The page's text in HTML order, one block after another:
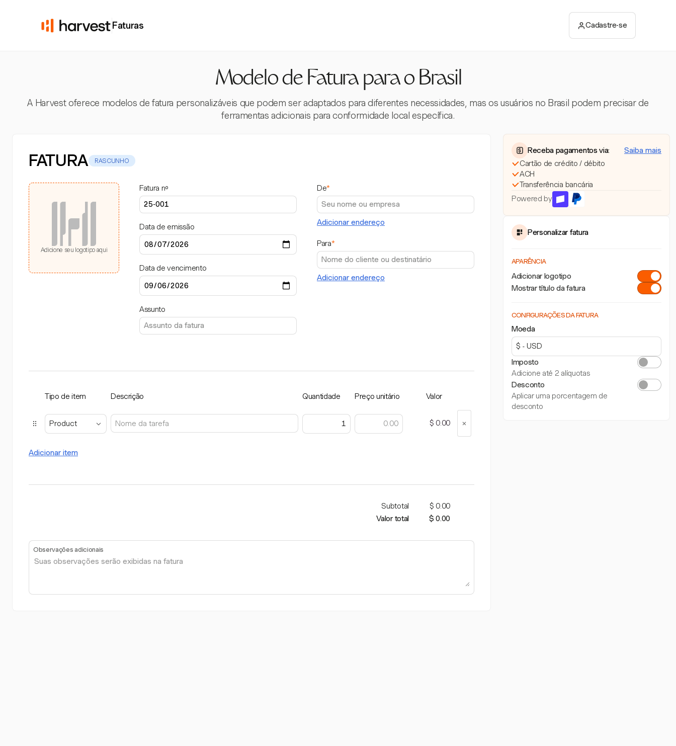
Faturas Cadastre-se
Modelo de Fatura para o Brasil
A Harvest oferece modelos de fatura personalizáveis que podem ser adaptados para diferentes necessidades, mas os usuários no Brasil podem precisar de
ferramentas adicionais para conformidade local específica.
FATURA RASCUNHO
Adicione seu logotipo aqui
Fatura nº
Data de emissão
Data de vencimento
Assunto
De*
Adicionar endereço
Para*
Adicionar endereço
Tipo de item Descrição Quantidade Preço unitário Valor
Product $ 0.00
Adicionar item
Subtotal
$ 0.00
Valor total
$ 0.00
Observações adicionais
Receba pagamentos via:
Saiba mais
Cartão de crédito / débito
ACH
Transferência bancária
Powered by
Personalizar fatura
APARÊNCIA
Adicionar logotipo
Mostrar título da fatura
CONFIGURAÇÕES DA FATURA
Moeda
Imposto
Adicione até 2 alíquotas
Desconto
Aplicar uma porcentagem de
desconto